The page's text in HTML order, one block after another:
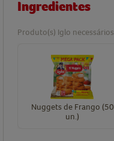
Ingredientes
Produto(s) Iglo
Nuggets de Frango (50
un.)